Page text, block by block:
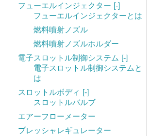
フューエルインジェクター [-]
フューエルインジェクターとは
燃料噴射ノズル
燃料噴射ノズルホルダー
電子スロットル制御システム [-]
電子スロットル制御システムと
は
スロットルボディ [-]
スロットルバルブ
エアーフローメーター
プレッシャレギュレーター